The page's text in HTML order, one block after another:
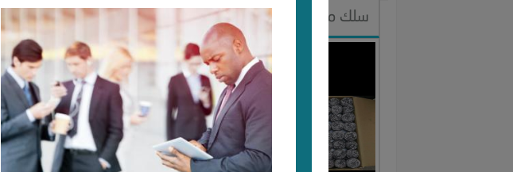
سلك موعين ستالي
النوع : صناعة تكنولوجيا المعلومات والاتصالات
العنوان : استنبول - اتاشهير
الخبرات- رأس المال-المكان -تسويق
آخر نشاط : عدد الاعضاء : 0 الأعضاء